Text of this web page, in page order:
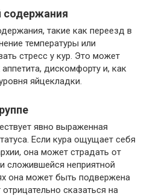
содержания
такие как переезд в
температуры или
стресс у кур. Это может
дискомфорту и, как
яйцекладки.
явно выраженная
Если кура ощущает себя
она может страдать от
сложившейся неприятной
она может быть подвержена
сказаться на